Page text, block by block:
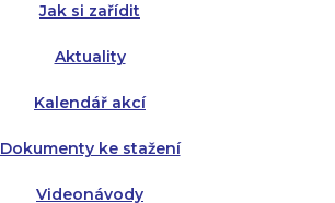
Jak si zařídit
Aktuality
Kalendář akcí
Dokumenty ke stažení
Videonávody